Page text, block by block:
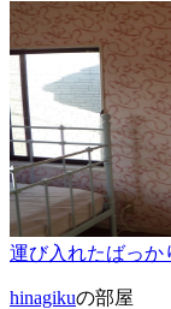
運び入れたばっか
hinagikuの部屋